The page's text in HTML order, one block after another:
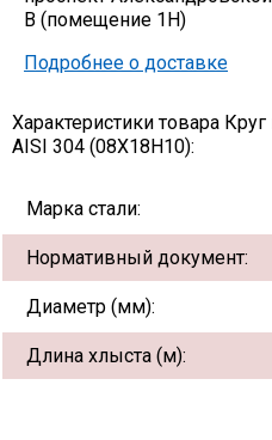
В (помещение 1Н)
Подробнее о доставке
Характеристики товара
AISI 304 (08Х18Н10):
Марка стали:
Нормативный документ:
Диаметр (мм):
Длина хлыста (м):